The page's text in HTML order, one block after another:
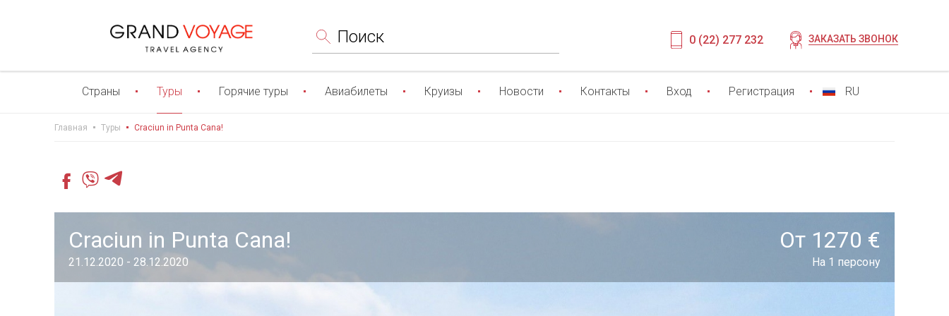
Поиск 0 (22) 277 232 ЗАКАЗАТЬ ЗВОНОК
Страны Туры Горячие туры Авиабилеты Круизы Новости Контакты Вход Регистрация RU
Главная Туры Craciun in Punta Cana!
Craciun in Punta Cana!
21.12.2020 - 28.12.2020
От 1270 €
На 1 персону